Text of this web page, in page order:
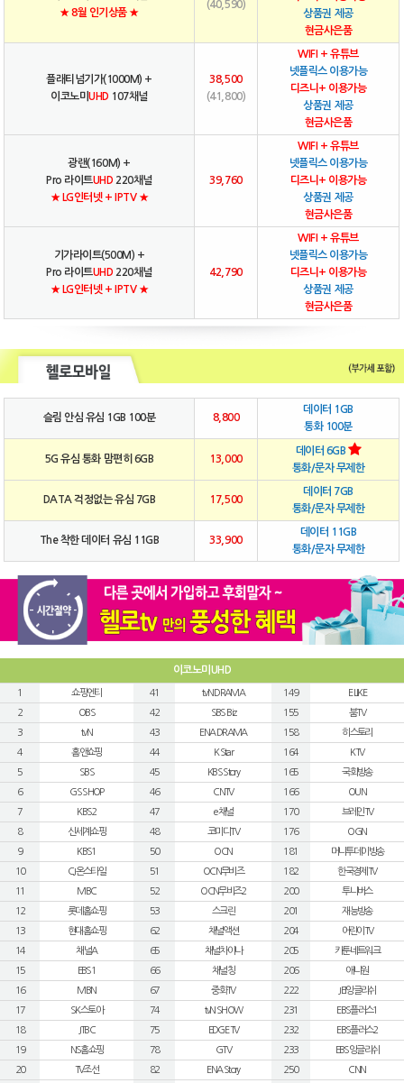
★ 8월 인기상품 ★
(40,590)
상품권 제공
현금사은품
플래티넘기가(1000M) +
이코노미UHD 107채널
38,500
(41,800)
WIFI + 유튜브
넷플릭스 이용가능
디즈니+ 이용가능
상품권 제공
현금사은품
광랜(160M) +
Pro 라이트UHD 220채널
★ LG인터넷 + IPTV ★
39,760
WIFI + 유튜브
넷플릭스 이용가능
디즈니+ 이용가능
상품권 제공
현금사은품
기가라이트(500M) +
Pro 라이트UHD 220채널
★ LG인터넷 + IPTV ★
42,790
WIFI + 유튜브
넷플릭스 이용가능
디즈니+ 이용가능
상품권 제공
현금사은품
슬림 안심 유심 1GB 100분 8,800
데이터 1GB
통화 100분
5G 유심 통화 맘편히 6GB 13,000
데이터 6GB
통화/문자 무제한
DATA 걱정없는 유심 7GB 17,500
데이터 7GB
통화/문자 무제한
The 착한 데이터 유심 11GB 33,900
데이터 11GB
통화/문자 무제한
이코노미UHD
1
쇼핑엔티
2
OBS
3
tvN
4
홈앤쇼핑
5
SBS
6
GS SHOP
7
KBS2
8
신세계쇼핑
9
KBS1
10
CJ온스타일
11
MBC
12
롯데홈쇼핑
13
현대홈쇼핑
14
채널A
15
EBS1
16
MBN
17
SK스토아
18
JTBC
19
NS홈쇼핑
20
TV조선
41
tvN DRAMA
42
SBS Biz
43
ENA DRAMA
44
K Star
45
KBS Story
46
CNTV
47
e채널
48
코미디TV
50
OCN
51
OCN무비즈
52
OCN무비즈2
53
스크린
62
채널액션
65
채널차이나
66
채널칭
67
중화TV
74
tvN SHOW
75
EDGE TV
78
GTV
82
ENA Story
149
E LIKE
155
붐TV
158
히스토리
164
KTV
165
국회방송
166
OUN
170
브레인TV
176
OGN
181
머니투데이방송
182
한국경제TV
200
투니버스
201
재능방송
204
어린이TV
205
카툰네트워크
206
애니원
222
JEI잉글리쉬
231
EBS플러스1
232
EBS플러스2
233
EBS잉글리쉬
250
CNN